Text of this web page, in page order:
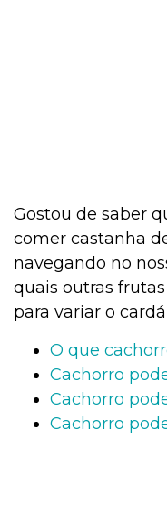
Gostou de saber
comer castanha
navegando no
quais outras
para variar o
O que
Cachorro
Cachorro
Cachorro